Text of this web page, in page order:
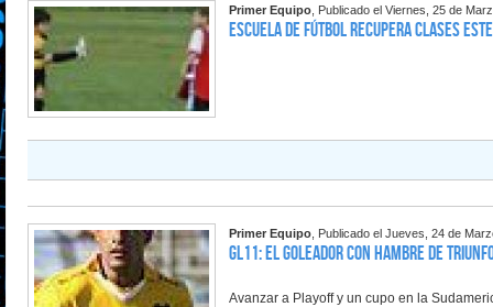
Primer Equipo , Publicado el Viernes, 25 de
ESCUELA DE FÚTBOL RECUPERA CLASES
Primer Equipo , Publicado el Jueves, 24 de
GL11: El goleador con hambre de
Avanzar a Playoff y un cupo en la